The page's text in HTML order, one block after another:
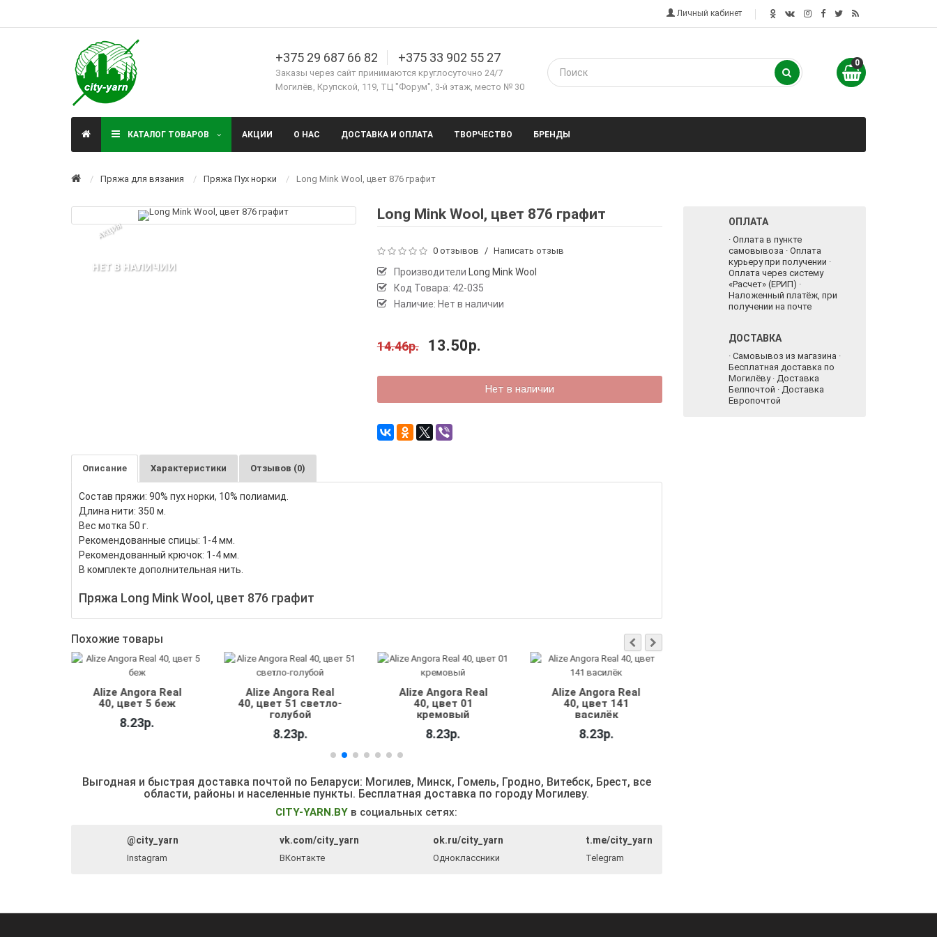
Личный кабинет
+375 29 687 66 82 +375 33 902 55 27
Заказы через сайт принимаются круглосуточно 24/7
Могилёв, Крупской, 119, ТЦ "Форум", 3-й этаж, место № 30
0
КАТАЛОГ ТОВАРОВ АКЦИИ О НАС ДОСТАВКА И ОПЛАТА ТВОРЧЕСТВО БРЕНДЫ
Пряжа для вязания Пряжа Пух норки Long Mink Wool, цвет 876 графит
АКЦИЯ
НЕТ В НАЛИЧИИ
Long Mink Wool, цвет 876 графит
0 отзывов / Написать отзыв
Производители Long Mink Wool
Код Товара: 42-035
Наличие: Нет в наличии
14.46р. 13.50р.
Нет в наличии
Описание Характеристики Отзывов (0)
Состав пряжи: 90% пух норки, 10% полиамид.
Длина нити: 350 м.
Вес мотка 50 г.
Рекомендованные спицы: 1-4 мм.
Рекомендованный крючок: 1-4 мм.
В комплекте дополнительная нить.
Пряжа Long Mink Wool, цвет 876 графит
Похожие товары
Alize Angora Real
40, цвет 5 беж
8.23р.
Alize Angora Real
40, цвет 51 светло-
голубой
8.23р.
Alize Angora Real
40, цвет 01
кремовый
8.23р.
Alize Angora Real
40, цвет 141
василёк
8.23р.
Выгодная и быстрая доставка почтой по Беларуси: Могилев, Минск, Гомель, Гродно, Витебск, Брест, все
области, районы и населенные пункты. Бесплатная доставка по городу Могилеву.
CITY-YARN.BY в социальных сетях:
@city_yarn
Instagram
vk.com/city_yarn
ВКонтакте
ok.ru/city_yarn
Одноклассники
t.me/city_yarn
Telegram
ОПЛАТА
· Оплата в пункте
самовывоза · Оплата
курьеру при получении ·
Оплата через систему
«Расчет» (ЕРИП) ·
Наложенный платёж, при
получении на почте
ДОСТАВКА
· Самовывоз из магазина ·
Бесплатная доставка по
Могилёву · Доставка
Белпочтой · Доставка
Европочтой